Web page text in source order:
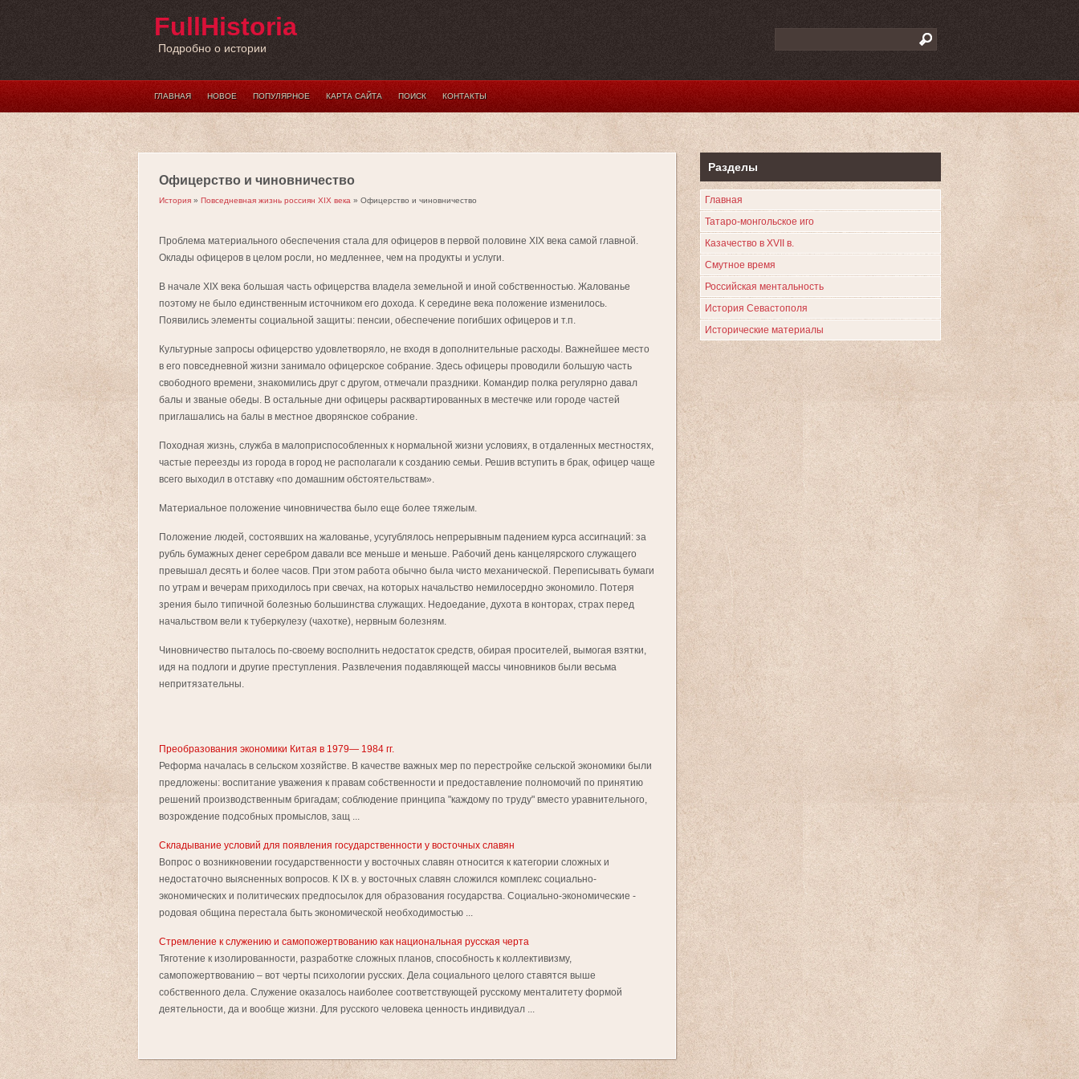
FullHistoria
Подробно о истории
ГЛАВНАЯ НОВОЕ ПОПУЛЯРНОЕ КАРТА САЙТА ПОИСК КОНТАКТЫ
Офицерство и чиновничество
История » Повседневная жизнь россиян XIX века » Офицерство и чиновничество
Проблема материального обеспечения стала для офицеров в первой половине XIX века самой главной.
Оклады офицеров в целом росли, но медленнее, чем на продукты и услуги.
В начале XIX века большая часть офицерства владела земельной и иной собственностью. Жалованье
поэтому не было единственным источником его дохода. К середине века положение изменилось.
Появились элементы социальной защиты: пенсии, обеспечение погибших офицеров и т.п.
Культурные запросы офицерство удовлетворяло, не входя в дополнительные расходы. Важнейшее место
в его повседневной жизни занимало офицерское собрание. Здесь офицеры проводили большую часть
свободного времени, знакомились друг с другом, отмечали праздники. Командир полка регулярно давал
балы и званые обеды. В остальные дни офицеры расквартированных в местечке или городе частей
приглашались на балы в местное дворянское собрание.
Походная жизнь, служба в малоприспособленных к нормальной жизни условиях, в отдаленных местностях,
частые переезды из города в город не располагали к созданию семьи. Решив вступить в брак, офицер чаще
всего выходил в отставку «по домашним обстоятельствам».
Материальное положение чиновничества было еще более тяжелым.
Положение людей, состоявших на жалованье, усугублялось непрерывным падением курса ассигнаций: за
рубль бумажных денег серебром давали все меньше и меньше. Рабочий день канцелярского служащего
превышал десять и более часов. При этом работа обычно была чисто механической. Переписывать бумаги
по утрам и вечерам приходилось при свечах, на которых начальство немилосердно экономило. Потеря
зрения было типичной болезнью большинства служащих. Недоедание, духота в конторах, страх перед
начальством вели к туберкулезу (чахотке), нервным болезням.
Чиновничество пыталось по-своему восполнить недостаток средств, обирая просителей, вымогая взятки,
идя на подлоги и другие преступления. Развлечения подавляющей массы чиновников были весьма
непритязательны.
Преобразования экономики Китая в 1979— 1984 гг.
Реформа началась в сельском хозяйстве. В качестве важных мер по перестройке сельской экономики были
предложены: воспитание уважения к правам собственности и предоставление полномочий по принятию
решений производственным бригадам; соблюдение принципа "каждому по труду" вместо уравнительного,
возрождение подсобных промыслов, защ ...
Складывание условий для появления государственности у восточных славян
Вопрос о возникновении государственности у восточных славян относится к категории сложных и
недостаточно выясненных вопросов. К IХ в. у восточных славян сложился комплекс социально-
экономических и политических предпосылок для образования государства. Социально-экономические -
родовая община перестала быть экономической необходимостью ...
Стремление к служению и самопожертвованию как национальная русская черта
Тяготение к изолированности, разработке сложных планов, способность к коллективизму,
самопожертвованию – вот черты психологии русских. Дела социального целого ставятся выше
собственного дела. Служение оказалось наиболее соответствующей русскому менталитету формой
деятельности, да и вообще жизни. Для русского человека ценность индивидуал ...
Разделы
Главная
Татаро-монгольское иго
Казачество в XVII в.
Смутное время
Российская ментальность
История Севастополя
Исторические материалы